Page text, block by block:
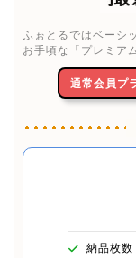
ふぉとるではベーシ
お手頃な「プレミア
通常会員プ
納品枚